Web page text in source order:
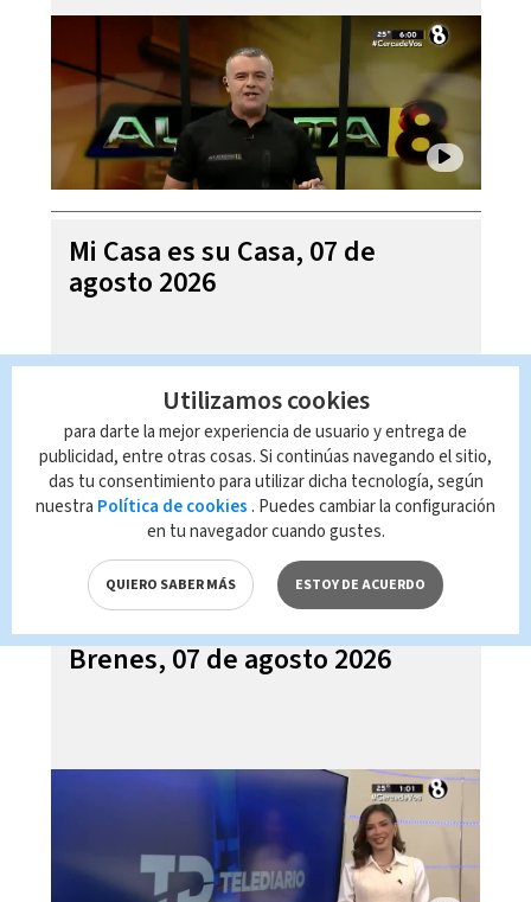
Mi Casa es su Casa, 07 de
agosto 2026
Telediario En Directo con Paula
Brenes, 07 de agosto 2026
Utilizamos cookies
para darte la mejor experiencia de usuario y entrega de
publicidad, entre otras cosas. Si continúas navegando el sitio,
das tu consentimiento para utilizar dicha tecnología, según
nuestra Política de cookies . Puedes cambiar la configuración
en tu navegador cuando gustes.
QUIERO SABER MÁS ESTOY DE ACUERDO